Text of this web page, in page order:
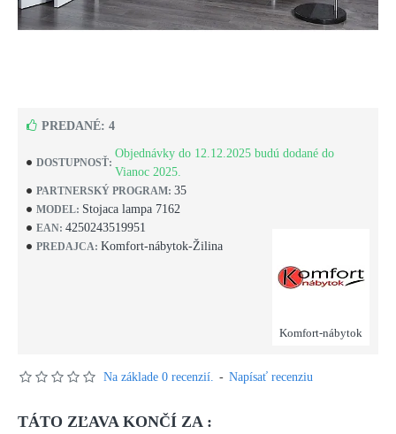
DOSTUPNOSŤ:
Objednávky do 12.12.2025 budú dodané do
Vianoc 2025.
PARTNERSKÝ PROGRAM: 35
MODEL: Stojaca lampa 7162
EAN: 4250243519951
PREDAJCA: Komfort-nábytok-Žilina
Komfort-nábytok
PREDANÉ: 4
Na základe 0 recenzií. - Napísať recenziu
TÁTO ZĽAVA KONČÍ ZA :